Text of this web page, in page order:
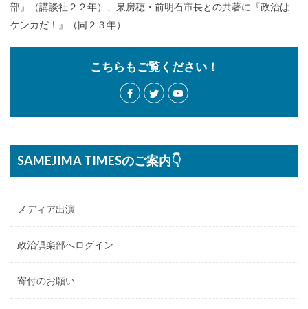
部』（講談社２２年）、泉房穂・前明石市長との共著に『政治は
ケンカだ！』（同２３年）
こちらもご覧ください！
SAMEJIMA TIMESのご案内👇
メディア出演
政治倶楽部へログイン
寄付のお願い